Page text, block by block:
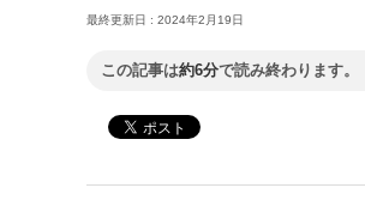
最終更新日 : 2024年2月19日
この記事は約6分で読み終わります。